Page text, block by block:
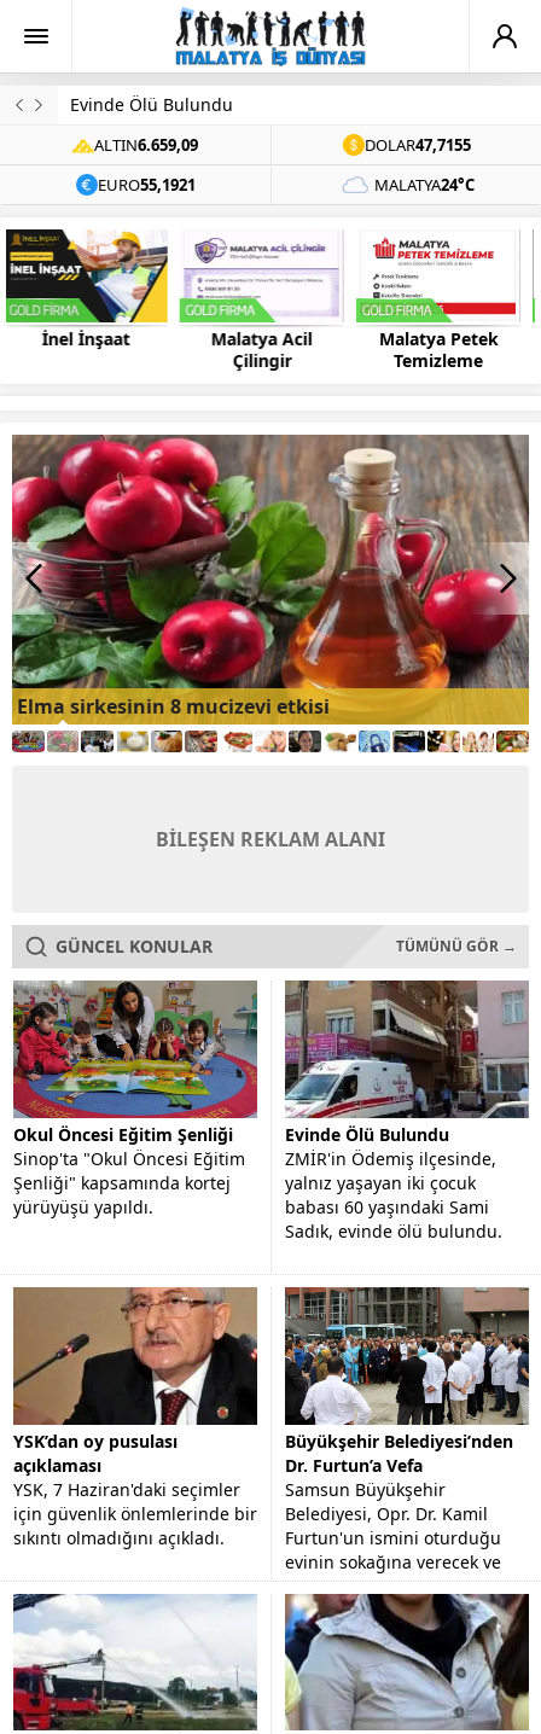
Evinde Ölü Bulundu
ALTIN6.659,09 DOLAR47,7155
EURO55,1921 MALATYA24°C
Malatya Acil
Malatya Petek
Temizleme
Bilsis Bilgisayar
Elma sirkesinin 8 mucizevi etkisi
BİLEŞEN REKLAM ALANI
GÜNCEL KONULAR TÜMÜNÜ GÖR →
Okul Öncesi Eğitim Şenliği
Sinop'ta "Okul Öncesi Eğitim
Şenliği" kapsamında kortej
yürüyüşü yapıldı.
Evinde Ölü Bulundu
ZMİR'in Ödemiş ilçesinde,
yalnız yaşayan iki çocuk
babası 60 yaşındaki Sami
Sadık, evinde ölü bulundu.
YSK’dan oy pusulası
açıklaması
YSK, 7 Haziran'daki seçimler
için güvenlik önlemlerinde bir
sıkıntı olmadığını açıkladı.
Büyükşehir Belediyesi’nden
Dr. Furtun’a Vefa
Samsun Büyükşehir
Belediyesi, Opr. Dr. Kamil
Furtun'un ismini oturduğu
evinin sokağına verecek ve
görev yaptığı hastanenin
bahçesine büstünü yapacak.